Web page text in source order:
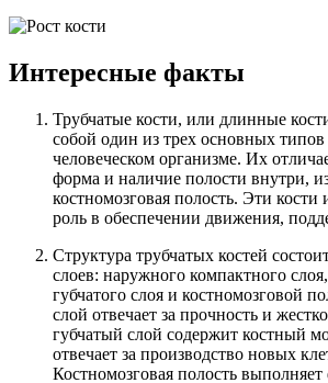
Интересные факты
Трубчатые кости, или длинные
собой один из трех основных типов
человеческом организме. Их
форма и наличие полости внутри,
костномозговая полость. Эти
роль в обеспечении движения,
Структура трубчатых костей
слоев: наружного компактного
губчатого слоя и костномозговой
слой отвечает за прочность и
губчатый слой содержит костный
отвечает за производство новых
Костномозговая полость